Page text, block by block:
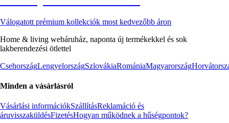
Válogatott prémium kollekciók most kedvezőbb áron
Home & living webáruház, naponta új termékekkel és sok
lakberendezési ötlettel
CsehországLengyelországSzlovákiaRomániaMagyarország
Minden a vásárlásról
Vásárlási információkSzállításReklamáció és
áruvisszaküldésFizetésHogyan működnek a hűségpontok?